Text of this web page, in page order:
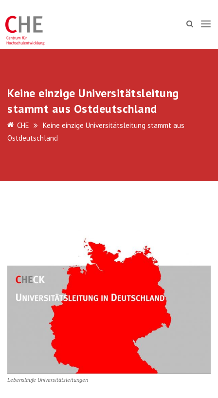
Keine einzige Universitätsleitung
stammt aus Ostdeutschland
CHE
Keine einzige Universitätsleitung stammt aus
Ostdeutschland
Lebensläufe Universitätsleitungen